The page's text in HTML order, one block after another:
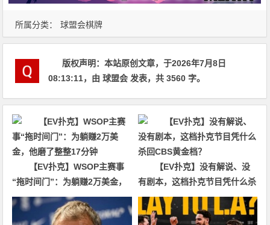
所属分类： 球盟会棋牌
版权声明：本站原创文章，于2026年7月8日
08:13:11，由球盟会 发表，共 3560 字。
【EV扑克】WSOP主赛事
“拖时间门”：为躺赚2万美金，
他磨了整整17分钟
【EV扑克】没有解说、没
有剧本，这档扑克节目凭什么杀
回CBS黄金档？